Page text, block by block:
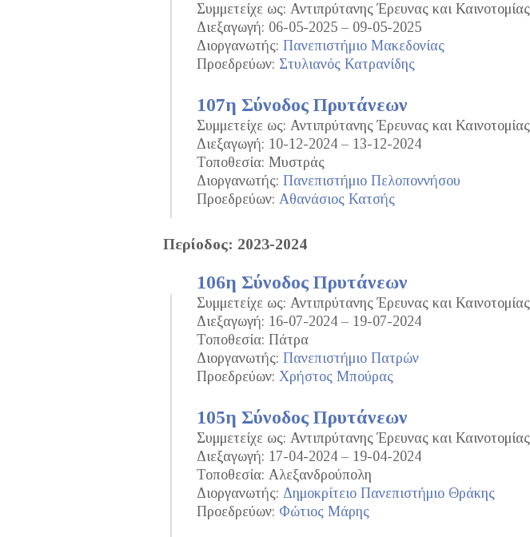
Συμμετείχε ως: Αντιπρύτανης Έρευνας και Καινοτομίας
Διεξαγωγή: 06-05-2025 – 09-05-2025
Διοργανωτής: Πανεπιστήμιο Μακεδονίας
Προεδρεύων: Στυλιανός Κατρανίδης
107η Σύνοδος Πρυτάνεων
Συμμετείχε ως: Αντιπρύτανης Έρευνας και Καινοτομίας
Διεξαγωγή: 10-12-2024 – 13-12-2024
Τοποθεσία: Μυστράς
Διοργανωτής: Πανεπιστήμιο Πελοποννήσου
Προεδρεύων: Αθανάσιος Κατσής
Περίοδος: 2023-2024
106η Σύνοδος Πρυτάνεων
Συμμετείχε ως: Αντιπρύτανης Έρευνας και Καινοτομίας
Διεξαγωγή: 16-07-2024 – 19-07-2024
Τοποθεσία: Πάτρα
Διοργανωτής: Πανεπιστήμιο Πατρών
Προεδρεύων: Χρήστος Μπούρας
105η Σύνοδος Πρυτάνεων
Συμμετείχε ως: Αντιπρύτανης Έρευνας και Καινοτομίας
Διεξαγωγή: 17-04-2024 – 19-04-2024
Τοποθεσία: Αλεξανδρούπολη
Διοργανωτής: Δημοκρίτειο Πανεπιστήμιο Θράκης
Προεδρεύων: Φώτιος Μάρης